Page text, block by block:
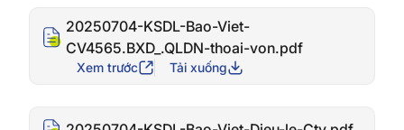
20250704-KSDL-Bao-Viet-
CV4565.BXD_.QLDN-thoai-von.pdf
Xem trước Tải xuống